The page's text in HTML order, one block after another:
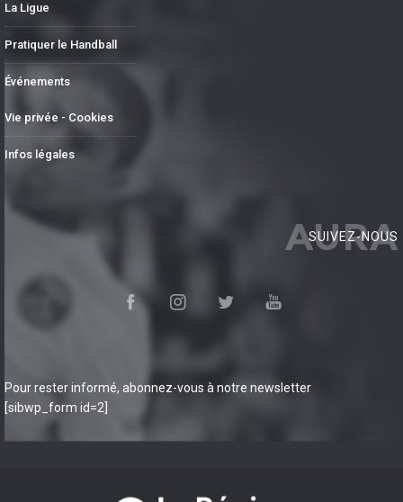
La Ligue
Pratiquer le Handball
Événements
Vie privée - Cookies
Infos légales
AURA
SUIVEZ-NOUS
Pour rester informé, abonnez-vous à notre newsletter
[sibwp_form id=2]